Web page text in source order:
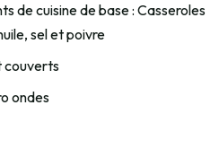
de cuisine de base : Casseroles
sel et poivre
couverts
ondes